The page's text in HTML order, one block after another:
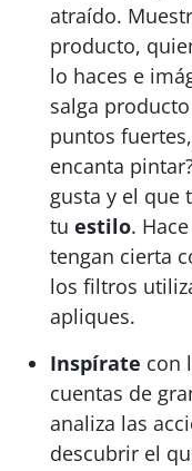
atraído.
producto,
lo haces e
salga
puntos
encanta
gusta y el que
tuestilo.
tengan cierta
los filtros
apliques.
Inspírate con
cuentas de
analiza las
descubrir el